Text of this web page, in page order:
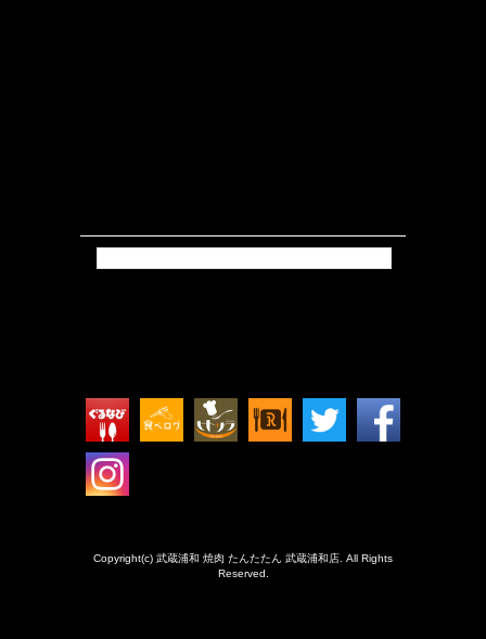
Copyright(c) 武蔵浦和 焼肉 たんたたん 武蔵浦和店. All Rights
Reserved.